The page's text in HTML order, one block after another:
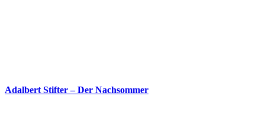
Adalbert Stifter – Der Nachsommer